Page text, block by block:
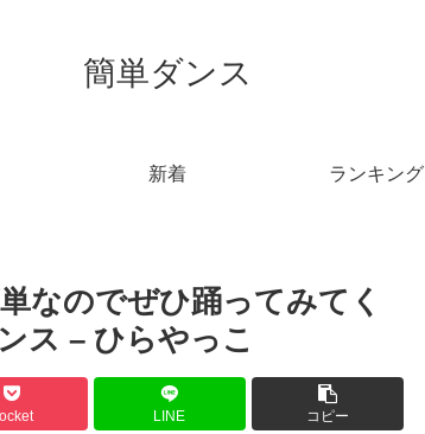
簡単ダンス
新着 ランキング
なのでぜひ踊ってみてく
ス – ひらやっこ
LINE コピー